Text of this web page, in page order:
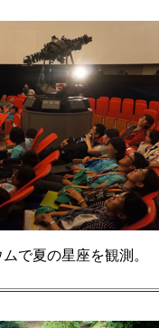
で夏の星座を観測。